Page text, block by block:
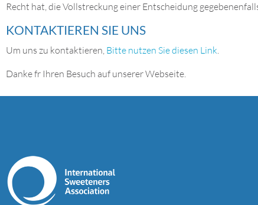
Recht hat, die Vollstreckung einer Entscheidung
KONTAKTIEREN SIE UNS
Um uns zu kontaktieren, Bitte nutzen Sie diesen Link.
Danke fr Ihren Besuch auf unserer Webseite.